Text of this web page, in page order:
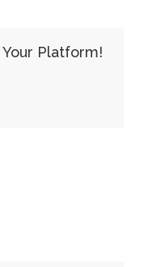
Platform!